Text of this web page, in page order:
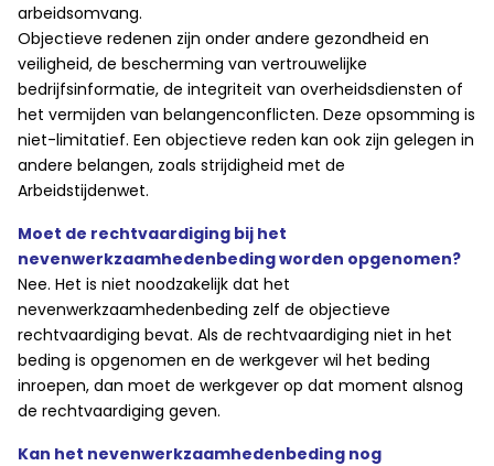
arbeidsomvang.
Objectieve redenen zijn onder andere gezondheid en
veiligheid, de bescherming van vertrouwelijke
bedrijfsinformatie, de integriteit van overheidsdiensten of
het vermijden van belangenconflicten. Deze opsomming is
niet-limitatief. Een objectieve reden kan ook zijn gelegen in
andere belangen, zoals strijdigheid met de
Arbeidstijdenwet.
Moet de rechtvaardiging bij het
nevenwerkzaamhedenbeding worden opgenomen?
Nee. Het is niet noodzakelijk dat het
nevenwerkzaamhedenbeding zelf de objectieve
rechtvaardiging bevat. Als de rechtvaardiging niet in het
beding is opgenomen en de werkgever wil het beding
inroepen, dan moet de werkgever op dat moment alsnog
de rechtvaardiging geven.
Kan het nevenwerkzaamhedenbeding nog